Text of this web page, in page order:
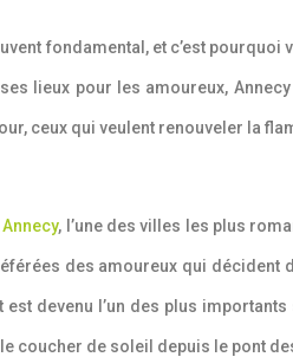
fondamental, et c’est
lieux pour les amoureux,
ceux qui veulent renouveler la
, l’une des villes les plus
des amoureux qui
devenu l’un des plus
coucher de soleil depuis le pont